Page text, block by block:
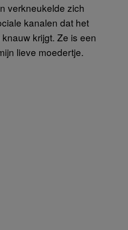
verkneukelde zich
kanalen dat het
krijgt. Ze is een
lieve moedertje.